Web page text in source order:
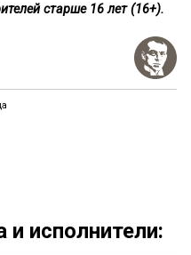
старше 16 лет (16+).
исполнители: